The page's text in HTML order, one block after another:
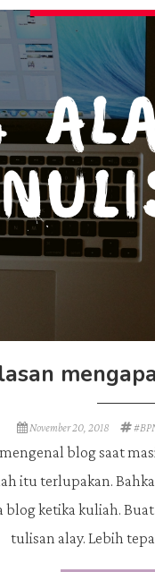
November 20, 2018
blog saat
itu terlupakan.
ketika kuliah.
tulisan alay. Lebih